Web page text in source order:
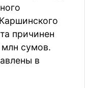
причинен
сумов.
в